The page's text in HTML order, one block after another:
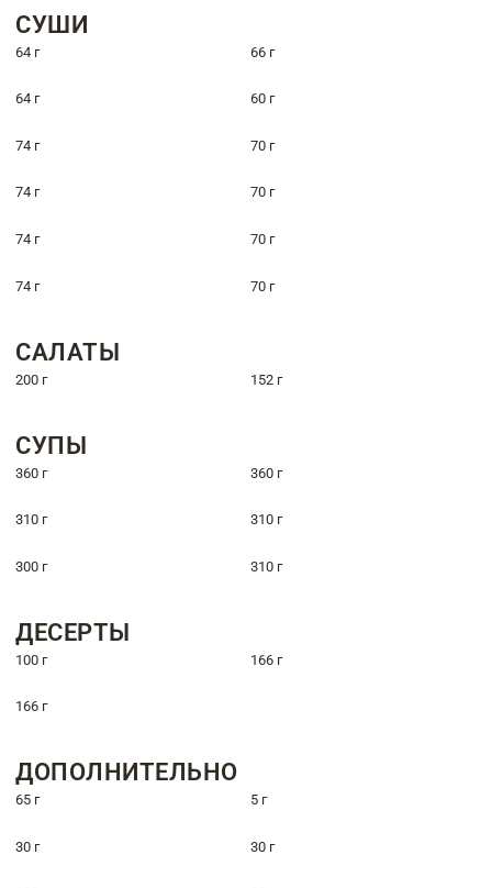
СУШИ
64 г 66 г
64 г 60 г
74 г 70 г
74 г 70 г
74 г 70 г
74 г 70 г
САЛАТЫ
200 г 152 г
СУПЫ
360 г 360 г
310 г 310 г
300 г 310 г
ДЕСЕРТЫ
100 г 166 г
166 г
ДОПОЛНИТЕЛЬНО
65 г 5 г
30 г 30 г